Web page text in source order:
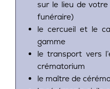
sur le lieu de votre
funéraire)
le cercueil et le
gamme
le transport vers
crématorium
le maître de